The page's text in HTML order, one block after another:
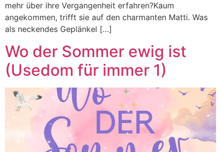
mehr über ihre Vergangenheit erfahren?Kaum
angekommen, trifft sie auf den charmanten Matti. Was
als neckendes Geplänkel […]
Wo der Sommer ewig ist
(Usedom für immer 1)